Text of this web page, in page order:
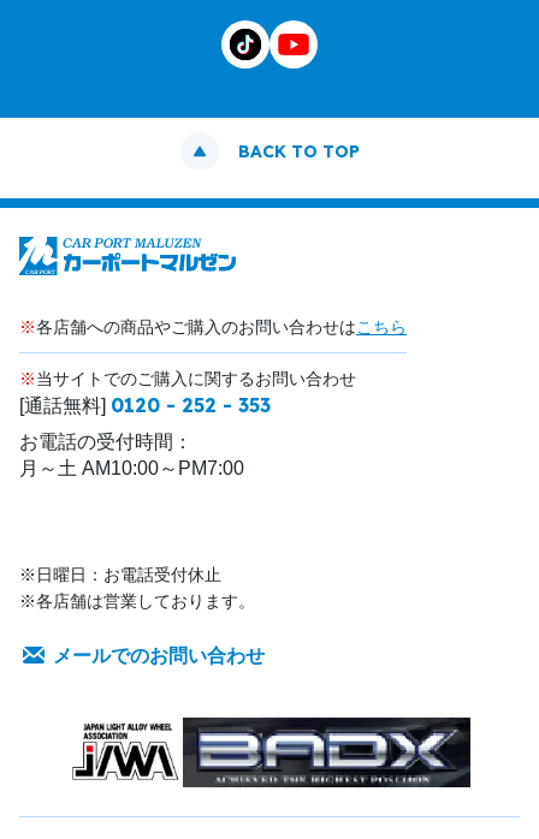
BACK TO TOP
※各店舗への商品やご購入のお問い合わせはこちら
※当サイトでのご購入に関するお問い合わせ
[通話無料] 0120 - 252 - 353
お電話の受付時間：
月～土 AM10:00～PM7:00
※日曜日：お電話受付休止
※各店舗は営業しております。
メールでのお問い合わせ